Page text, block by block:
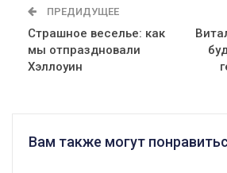
ПРЕДИДУЩЕЕ
Страшное веселье: как
мы отпраздновали
Хэллоуин
Вам также могут